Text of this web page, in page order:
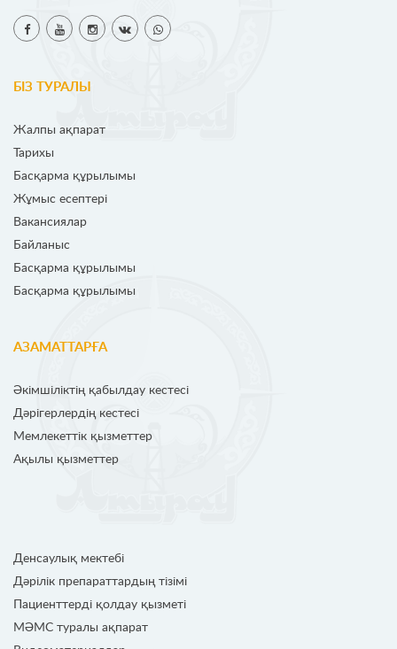
БІЗ ТУРАЛЫ
Жалпы ақпарат
Тарихы
Басқарма құрылымы
Жұмыс есептері
Вакансиялар
Байланыс
Басқарма құрылымы
Басқарма құрылымы
АЗАМАТТАРҒА
Әкімшіліктің қабылдау кестесі
Дәрігерлердің кестесі
Мемлекеттік қызметтер
Ақылы қызметтер
Денсаулық мектебі
Дәрілік препараттардың тізімі
Пациенттерді қолдау қызметі
МӘМС туралы ақпарат